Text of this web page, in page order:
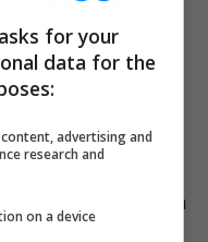
selezioni
da
La società
for your
data for the
advertising and
research and
on a device